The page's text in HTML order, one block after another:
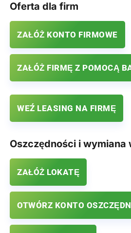
Oferta dla firm
ZAŁÓŻ KONTO FIRMOWE
ZAŁÓŻ FIRMĘ Z POMOCĄ
WEŹ LEASING NA FIRMĘ
Oszczędności i wymiana
ZAŁÓŻ LOKATĘ
OTWÓRZ KONTO